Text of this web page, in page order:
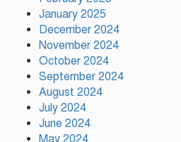
কাঠামোগত
January 2025
December 2024
November 2024
October 2024
September 2024
August 2024
July 2024
June 2024
May 2024